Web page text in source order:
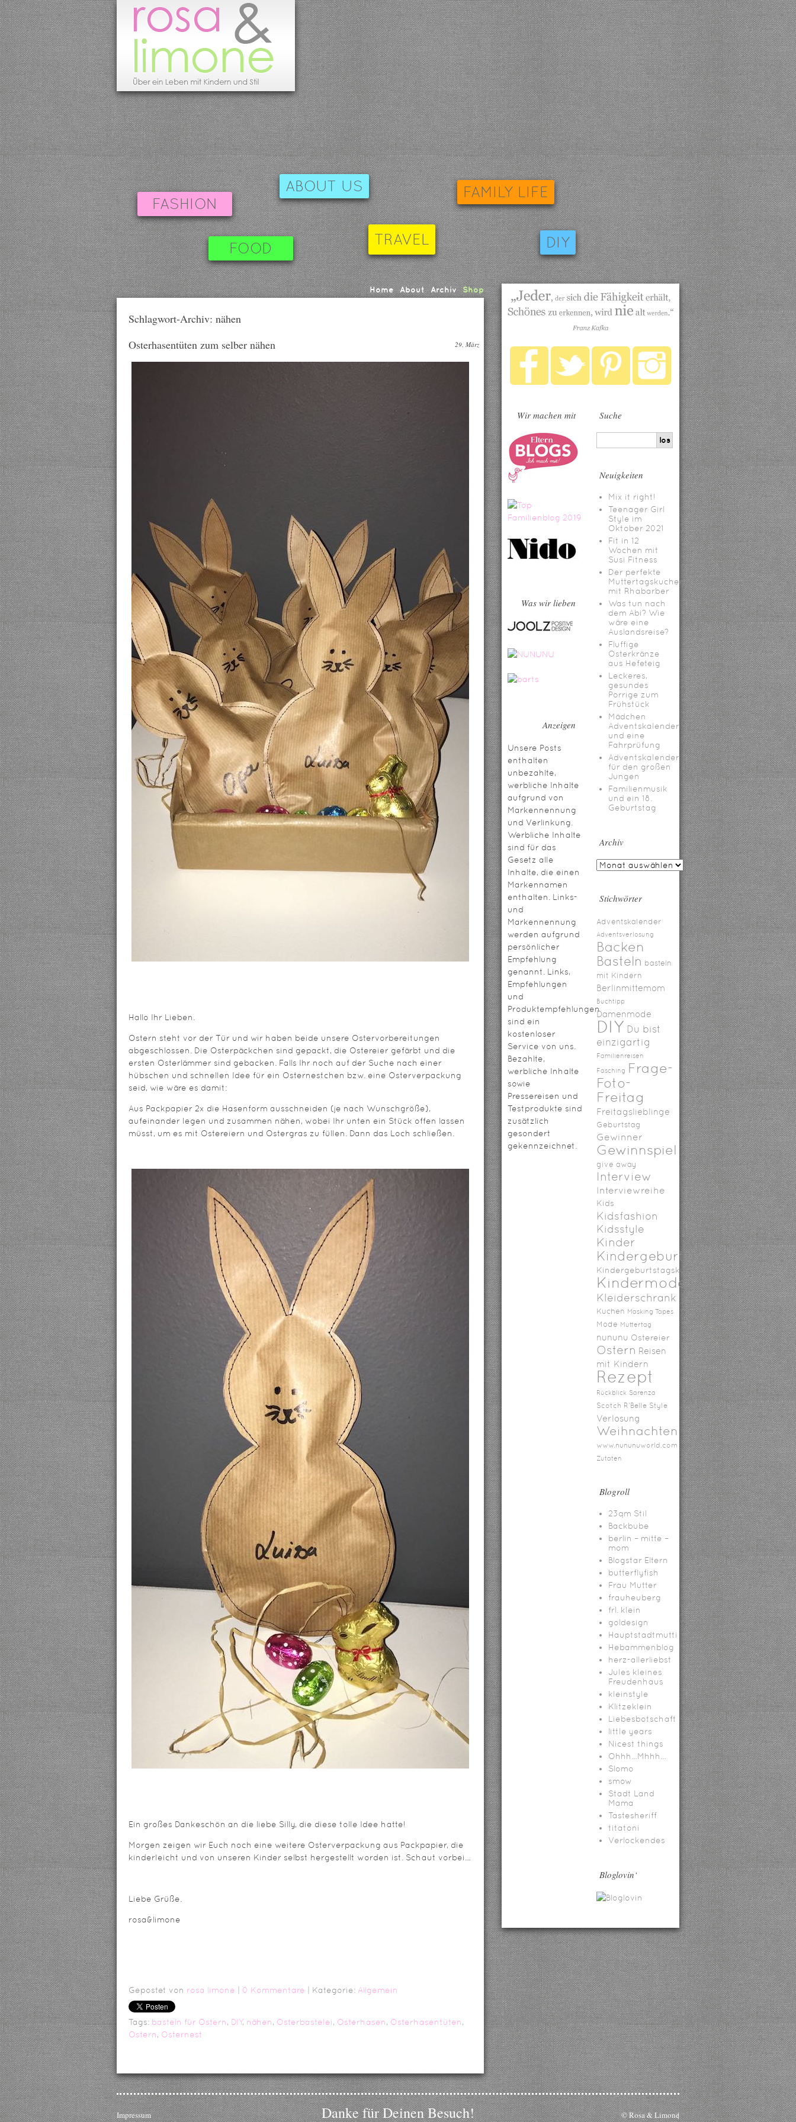
FASHION
FOOD
TRAVEL DIY
ABOUT US FAMILY LIFE
Home About Archiv Shop
Schlagwort-Archiv: nähen
Osterhasentüten zum selber nähen
29. März
Hallo Ihr Lieben.
Ostern steht vor der Tür und wir haben beide unsere Ostervorbereitungen
abgeschlossen. Die Osterpäckchen sind gepackt, die Ostereier gefärbt und die
ersten Osterlämmer sind gebacken. Falls Ihr noch auf der Suche nach einer
hübschen und schnellen Idee für ein Osternestchen bzw. eine Osterverpackung
seid, wie wäre es damit:
Aus Packpapier 2x die Hasenform ausschneiden (je nach Wunschgröße),
aufeinander legen und zusammen nähen, wobei Ihr unten ein Stück offen lassen
müsst, um es mit Ostereiern und Ostergras zu füllen. Dann das Loch schließen.
Ein großes Dankeschön an die liebe Silly, die diese tolle Idee hatte!
Morgen zeigen wir Euch noch eine weitere Osterverpackung aus Packpapier, die
kinderleicht und von unseren Kinder selbst hergestellt worden ist. Schaut vorbei…
Liebe Grüße.
rosa&limone
Gepostet von rosa limone 0 Kommentare | Kategorie: Allgemein
Tags: basteln für Ostern, DIY, nähen, Osterbastelei, Osterhasen, Osterhasentüten,
Ostern, Osternest
Wir machen mit
Was wir lieben
Anzeigen
Unsere Posts
enthalten
unbezahlte,
werbliche Inhalte
aufgrund von
Markennennung
und Verlinkung.
Werbliche Inhalte
sind für das
Gesetz alle
Inhalte, die einen
Markennamen
enthalten. Links-
und
Markennennung
werden aufgrund
persönlicher
Empfehlung
genannt. Links,
Empfehlungen
und
Produktempfehlungen
sind ein
kostenloser
Service von uns.
Bezahlte,
werbliche Inhalte
sowie
Pressereisen und
Testprodukte sind
zusätzlich
gesondert
gekennzeichnet.
Suche
Neuigkeiten
Mix it right!
Teenager Girl
Style im
Oktober 2021
Fit in 12
Wochen mit
Susi Fitness
Der perfekte
Muttertagskuchen
mit Rhabarber
Was tun nach
dem Abi? Wie
wäre eine
Auslandsreise?
Fluffige
Osterkränze
aus Hefeteig
Leckeres,
gesundes
Porrige zum
Frühstück
Mädchen
Adventskalender
und eine
Fahrprüfung
Adventskalender
für den großen
Jungen
Familienmusik
und ein 18.
Geburtstag
Archiv
Stichwörter
Adventskalender
Adventsverlosung
Backen
Basteln basteln
mit Kindern
Berlinmittemom
Buchtipp
Damenmode
DIY Du bist
einzigartig
Familienreisen
Fasching Frage-
Foto-
Freitag
Freitagslieblinge
Geburtstag
Gewinner
Gewinnspiel
give away
Interview
Interviewreihe
Kids
Kidsfashion
Kidsstyle
Kinder
Kindergeburtstag
Kindergeburtstagskuchen
Kindermode
Kleiderschrank
Kuchen Masking Tapes
Mode Muttertag
nununu Ostereier
Ostern Reisen
mit Kindern
Rezept
Rückblick Sarenza
Scotch R'Belle Style
Verlosung
Weihnachten
www.nununuworld.com
Zutaten
Blogroll
23qm Stil
Backbube
berlin – mitte –
mom
Blogstar Eltern
butterflyfish
Frau Mutter
frauheuberg
frl. klein
goldesign
Hauptstadtmutti
Hebammenblog
herz-allerliebst
Jules kleines
Freudenhaus
kleinstyle
Klitzeklein
Liebesbotschaft
little years
Nicest things
Ohhh…Mhhh…
Slomo
smow
Stadt Land
Mama
Tastesheriff
titatoni
Verlockendes
Bloglovin‘
Danke für Deinen Besuch!
Impressum |
© Rosa & Limone